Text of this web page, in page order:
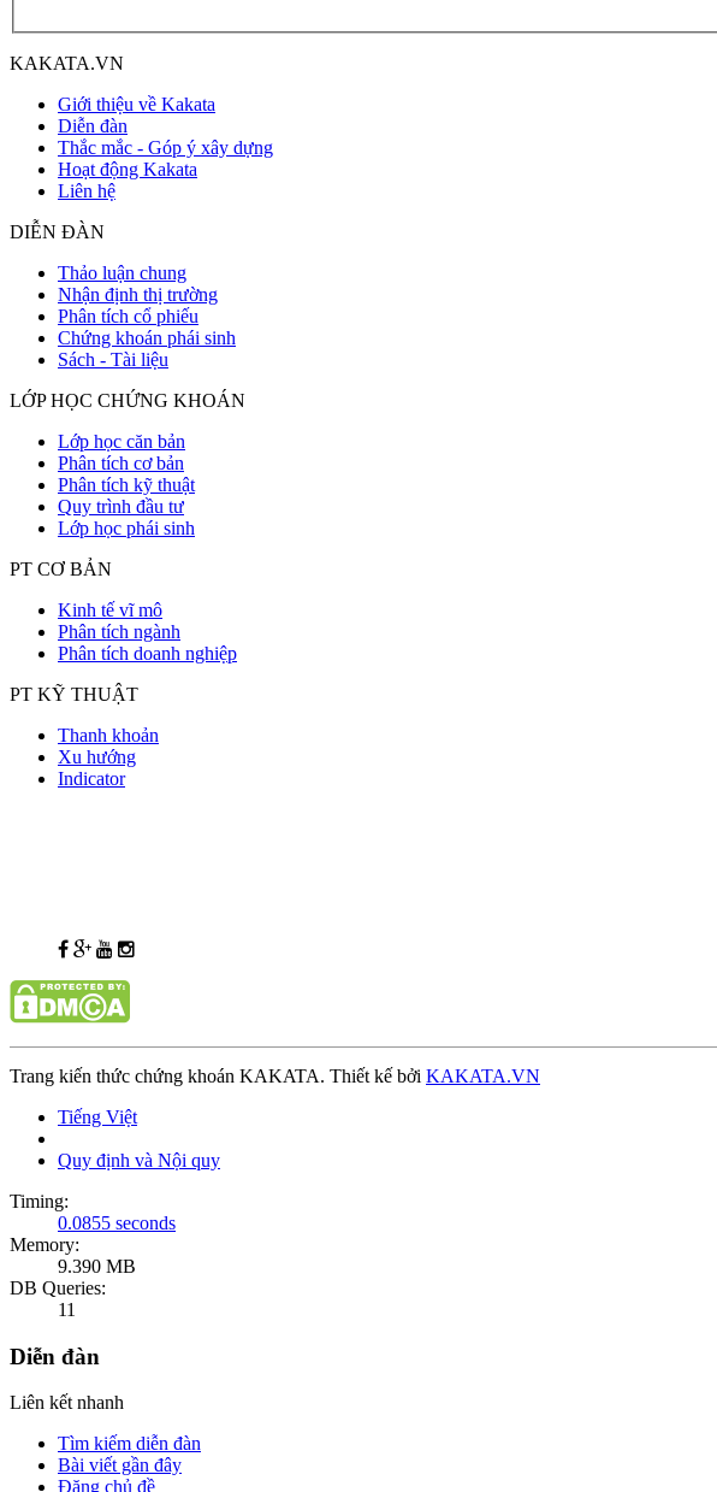
KAKATA.VN
Giới thiệu về Kakata
Diễn đàn
Thắc mắc - Góp ý xây dựng
Hoạt động Kakata
Liên hệ
DIỄN ĐÀN
Thảo luận chung
Nhận định thị trường
Phân tích cổ phiếu
Chứng khoán phái sinh
Sách - Tài liệu
LỚP HỌC CHỨNG KHOÁN
Lớp học căn bản
Phân tích cơ bản
Phân tích kỹ thuật
Quy trình đầu tư
Lớp học phái sinh
PT CƠ BẢN
Kinh tế vĩ mô
Phân tích ngành
Phân tích doanh nghiệp
PT KỸ THUẬT
Thanh khoản
Xu hướng
Indicator
Trang kiến thức chứng khoán KAKATA. Thiết kế bởi KAKATA.VN
Tiếng Việt
Quy định và Nội quy
Timing:
0.0855 seconds
Memory:
9.390 MB
DB Queries:
11
Diễn đàn
Liên kết nhanh
Tìm kiếm diễn đàn
Bài viết gần đây
Đăng chủ đề